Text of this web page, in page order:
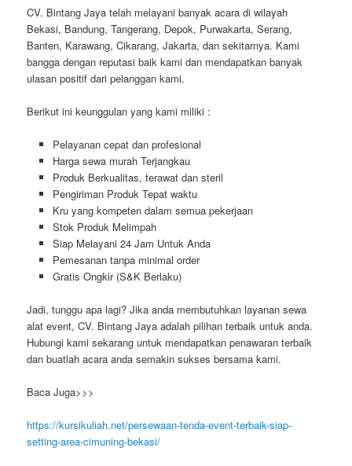
CV. Bintang Jaya telah melayani banyak acara di wilayah
Bekasi, Bandung, Tangerang, Depok, Purwakarta, Serang,
Banten, Karawang, Cikarang, Jakarta, dan sekitarnya. Kami
bangga dengan reputasi baik kami dan mendapatkan banyak
ulasan positif dari pelanggan kami.
Berikut ini keunggulan yang kami miliki :
Pelayanan cepat dan profesional
Harga sewa murah Terjangkau
Produk Berkualitas, terawat dan steril
Pengiriman Produk Tepat waktu
Kru yang kompeten dalam semua pekerjaan
Stok Produk Melimpah
Siap Melayani 24 Jam Untuk Anda
Pemesanan tanpa minimal order
Gratis Ongkir (S&K Berlaku)
Jadi, tunggu apa lagi? Jika anda membutuhkan layanan sewa
alat event, CV. Bintang Jaya adalah pilihan terbaik untuk anda.
Hubungi kami sekarang untuk mendapatkan penawaran terbaik
dan buatlah acara anda semakin sukses bersama kami.
Baca Juga>>>
https://kursikuliah.net/persewaan-tenda-event-terbaik-siap-
setting-area-cimuning-bekasi/